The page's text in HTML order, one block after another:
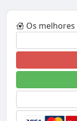
Os melhores